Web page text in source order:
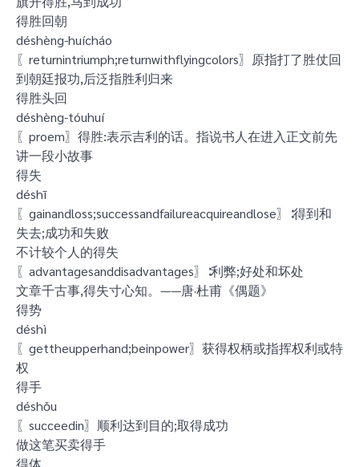
得胜回朝
déshèng-huícháo
〖returnintriumph;returnwithflyingcolors〗原指打了胜仗回
到朝廷报功,后泛指胜利归来
得胜头回
déshèng-tóuhuí
〖proem〗得胜:表示吉利的话。指说书人在进入正文前先
讲一段小故事
得失
déshī
〖gainandloss;successandfailureacquireandlose〗∶得到和
失去;成功和失败
不计较个人的得失
〖advantagesanddisadvantages〗∶利弊;好处和坏处
文章千古事,得失寸心知。——唐·杜甫《偶题》
得势
déshì
〖gettheupperhand;beinpower〗获得权柄或指挥权利或特
权
得手
déshǒu
〖succeedin〗顺利达到目的;取得成功
做这笔买卖得手
得体